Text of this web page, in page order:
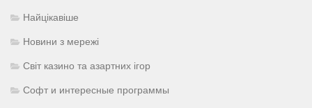
Найцікавіше
Новини з мережі
Світ казино та азартних ігор
Софт и интересные программы